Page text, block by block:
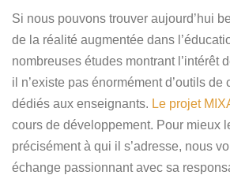
Français
Deutsch
简体中文
日本語
Si nous pouvons trouver aujourd’hui
de la réalité augmentée dans
nombreuses études montrant l’intérêt
il n’existe pas énormément d’outils de
dédiés aux enseignants. Le projet
cours de développement. Pour mieux
précisément à qui il s’adresse, nous
échange passionnant avec sa